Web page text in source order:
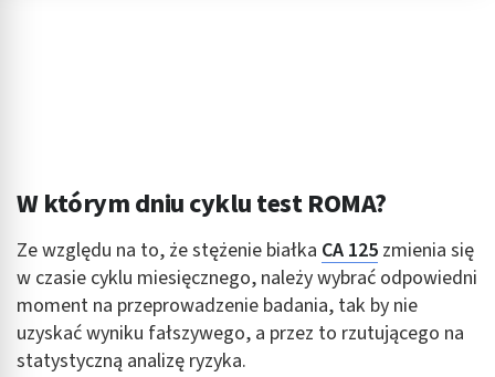
W którym dniu cyklu test ROMA?
Ze względu na to, że stężenie białka CA 125 zmienia się
w czasie cyklu miesięcznego, należy wybrać odpowiedni
moment na przeprowadzenie badania, tak by nie
uzyskać wyniku fałszywego, a przez to rzutującego na
statystyczną analizę ryzyka.
spersonalizowanych reklam
Tworzenie profili w celu personalizacji treści
Wykorzystywanie profili w celu doboru
spersonalizowanych treści
Pomiar efektywności reklam